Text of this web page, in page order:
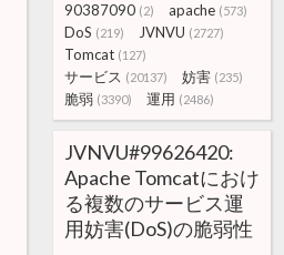
90387090 (2) apache (573)
DoS (219) JVNVU (2727)
Tomcat (127)
サービス (20137) 妨害 (235)
脆弱 (3390) 運用 (2486)
JVNVU#99626420:
Apache Tomcatにおけ
る複数のサービス運
用妨害(DoS)の脆弱性